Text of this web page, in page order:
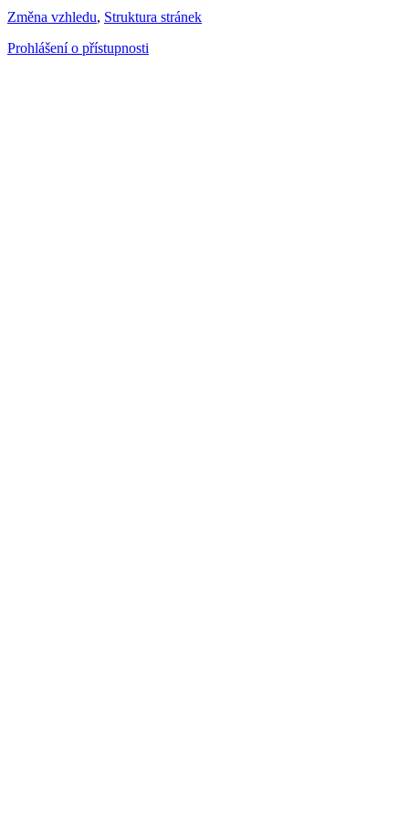
Změna vzhledu, Struktura stránek
Prohlášení o přístupnosti